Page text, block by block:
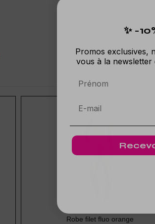
Robe filet fluo orange
✨ -
Promos exclusives,
vous à la
Prénom